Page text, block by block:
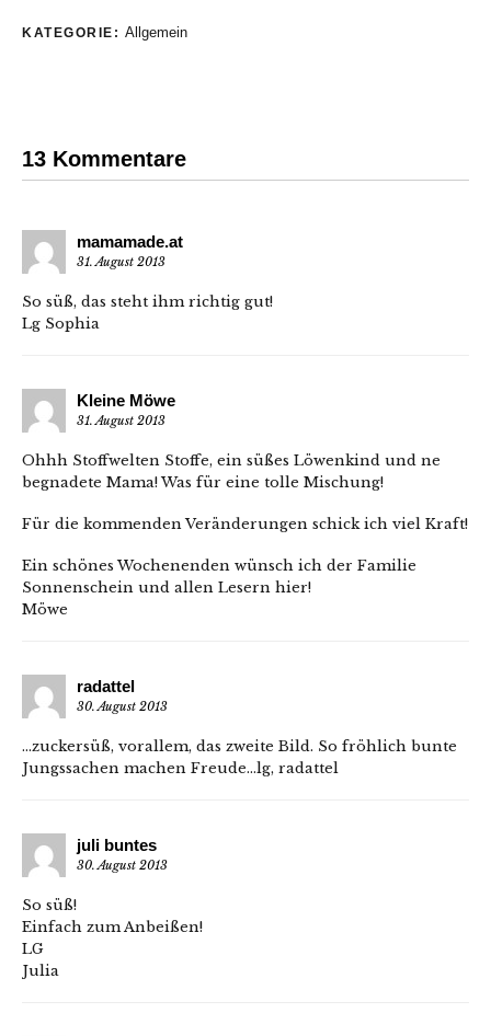
KATEGORIE: Allgemein
13 Kommentare
mamamade.at
31. August 2013
So süß, das steht ihm richtig gut!
Lg Sophia
Kleine Möwe
31. August 2013
Ohhh Stoffwelten Stoffe, ein süßes Löwenkind und ne
begnadete Mama! Was für eine tolle Mischung!
Für die kommenden Veränderungen schick ich viel Kraft!
Ein schönes Wochenenden wünsch ich der Familie
Sonnenschein und allen Lesern hier!
Möwe
radattel
30. August 2013
…zuckersüß, vorallem, das zweite Bild. So fröhlich bunte
Jungssachen machen Freude…lg, radattel
juli buntes
30. August 2013
So süß!
Einfach zum Anbeißen!
LG
Julia